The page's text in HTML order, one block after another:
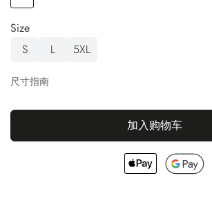
Size
S
L 5XL
尺寸指南
加入购物车